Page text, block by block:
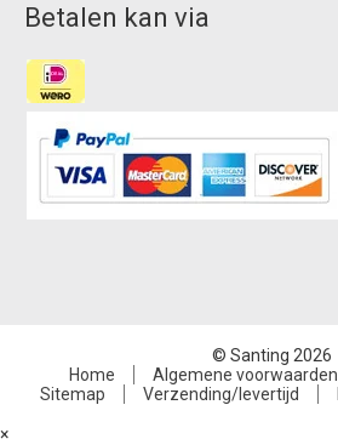
Betalen kan via
© Santing 2026
Home
Algemene voorwaarden
Sitemap
Verzending/levertijd
×